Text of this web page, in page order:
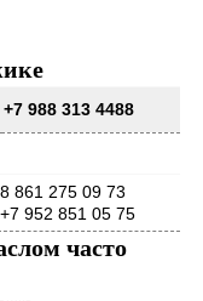
+7 988 313 4488
8 861 275 09 73
+7 952 851 05 75
часто